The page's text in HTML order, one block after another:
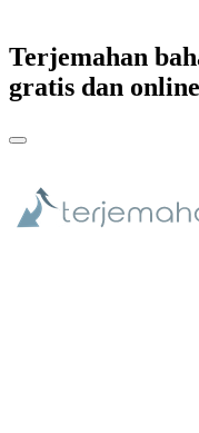
Terjemahan
gratis dan online